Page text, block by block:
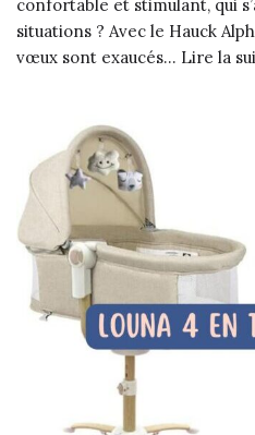
confortable et stimulant, qui
situations ? Avec le Hauck
vœux sont exaucés… Lire la